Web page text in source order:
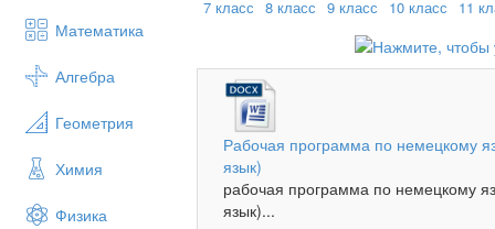
Математика
Алгебра
Геометрия
Химия
Физика
7 класс 8 класс 9 класс 10 класс 11
Рабочая программа по немецкому
язык)
рабочая программа по немецкому
язык)...